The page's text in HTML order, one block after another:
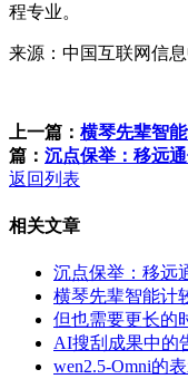
程专业。
来源：中国互联网信
上一篇： 横琴先辈智
篇： 沉点保举：移远
返回列表
相关文章
沉点保举：移远
横琴先辈智能计
但也需要更长的
AI搜刮成果中的
wen2.5-Omni的